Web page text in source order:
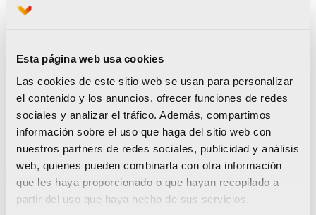
Esta página web usa cookies
Las cookies de este sitio web se usan para personalizar
el contenido y los anuncios, ofrecer funciones de redes
sociales y analizar el tráfico. Además, compartimos
información sobre el uso que haga del sitio web con
nuestros partners de redes sociales, publicidad y análisis
web, quienes pueden combinarla con otra información
que les haya proporcionado o que hayan recopilado a
partir del uso que haya hecho de sus servicios.
segundos, ha acabado por delante de la alemana
Lena Maidser, que ha ocupado la segunda
posición de esta prueba que en categoría
masculina también ha tenido a un germano en
segunda posición, Jan Straatman, quien ha
terminado con tan solo un segundo de ventaja
sobre su compatriota Jannik Schauffler tras una
gran remontada en el último tramo de la media